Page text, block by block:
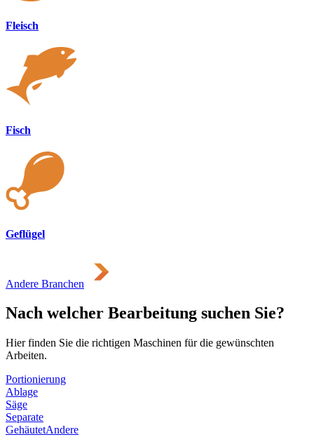
Fleisch
Fisch
Geflügel
Andere Branchen
Nach welcher Bearbeitung suchen Sie?
Hier finden Sie die richtigen Maschinen für die gewünschten
Arbeiten.
Portionierung
Ablage
Säge
Separate
GehäutetAndere